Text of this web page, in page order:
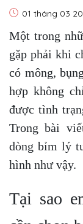
01 tháng 03
Một trong
gặp phải khi
có mông,
hợp không
được tình
Trong bài
dòng bỉm lý
hình như vậy.
Tại sao